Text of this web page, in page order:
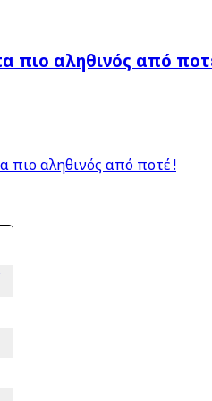
πιο αληθινός από
αληθινός από ποτέ !